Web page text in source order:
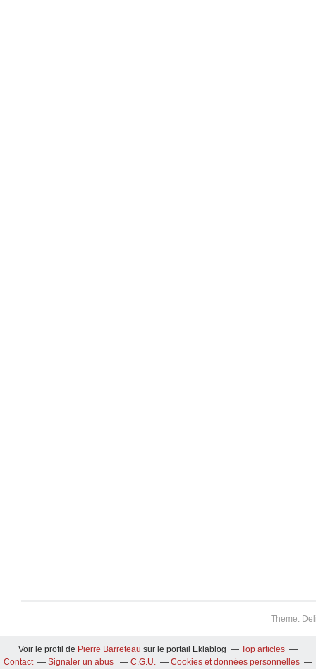
Theme:
Voir le profil de Pierre Barreteau sur le portail Eklablog
Top articles
Contact
Signaler un abus C.G.U.
Cookies et données personnelles